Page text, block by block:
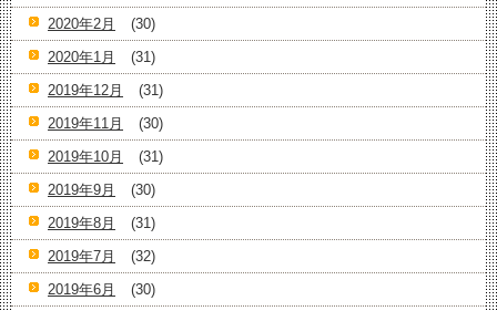
2020年2月
(30)
2020年1月
(31)
2019年12月
(31)
2019年11月
(30)
2019年10月
(31)
2019年9月
(30)
2019年8月
(31)
2019年7月
(32)
2019年6月
(30)